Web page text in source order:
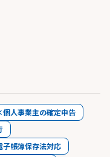
人事業主の確定申告
帳簿保存法対応